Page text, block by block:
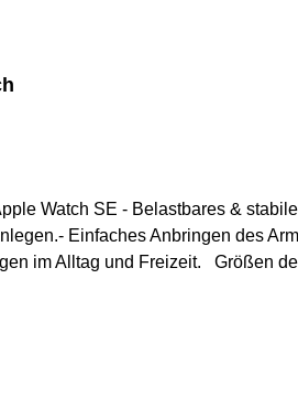
Watch SE - Belastbares &
Einfaches Anbringen des
im Alltag und Freizeit. Größen